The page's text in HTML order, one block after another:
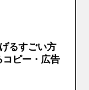
るすごい方
コピー・広告